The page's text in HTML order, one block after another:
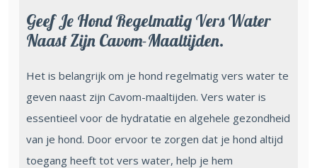
Geef Je Hond Regelmatig Vers Water
Naast Zijn Cavom-Maaltijden.
Het is belangrijk om je hond regelmatig vers water te
geven naast zijn Cavom-maaltijden. Vers water is
essentieel voor de hydratatie en algehele gezondheid
van je hond. Door ervoor te zorgen dat je hond altijd
toegang heeft tot vers water, help je hem